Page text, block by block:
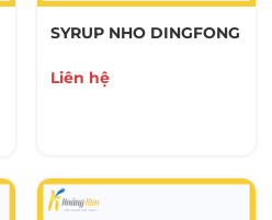
SYRUP NHO DINGFONG
Liên hệ